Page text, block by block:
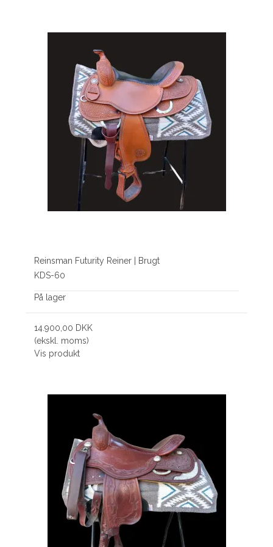
Reinsman Futurity Reiner | Brugt
KDS-60
På lager
14.900,00 DKK
(ekskl. moms)
Vis produkt